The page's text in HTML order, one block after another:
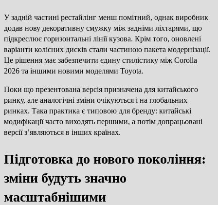
У задній частині рестайлінг менш помітний, однак виробник
додав нову декоративну смужку між задніми ліхтарями, що
підкреслює горизонтальні лінії кузова. Крім того, оновлені
варіанти колісних дисків стали частиною пакета модернізації.
Це рішення має забезпечити єдину стилістику між Corolla
2026 та іншими новими моделями Toyota.
Поки що презентована версія призначена для китайського
ринку, але аналогічні зміни очікуються і на глобальних
ринках. Така практика є типовою для бренду: китайські
модифікації часто виходять першими, а потім допрацьовані
версії з’являються в інших країнах.
Підготовка до нового покоління:
зміни будуть значно
масштабнішими